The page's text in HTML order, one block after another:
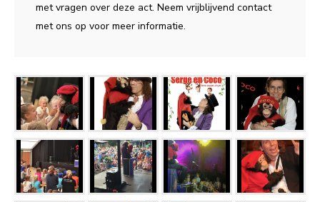
met vragen over deze act. Neem vrijblijvend contact
met ons op voor meer informatie.